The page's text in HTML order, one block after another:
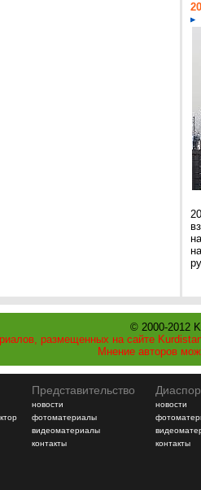
© 2000-2012
размещенных на сайте
Мнение авторов
Представительство
новости
фотоматериалы
видеоматериалы
контакты
новости
контакты